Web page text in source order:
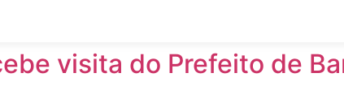
visita do Prefeito de